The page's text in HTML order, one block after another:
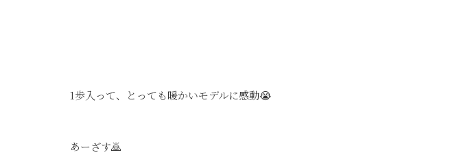
1歩入って、とっても暖かいモデルに感動😭
あーざす🙇